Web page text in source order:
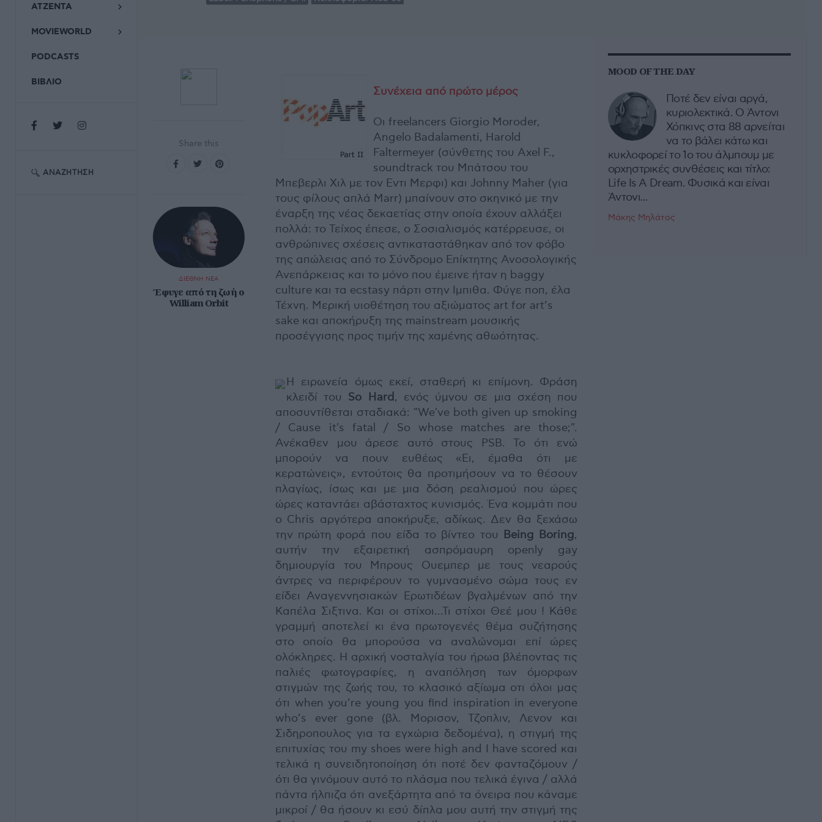
ΑΤΖΕΝΤΑ
MOVIEWORLD
PODCASTS
ΒΙΒΛΙΟ
ΑΝΑΖΉΤΗΣΗ
Share this
ΔΙΕΘΝΗ ΝΕΑ
Έφυγε από τη ζωή ο
William Orbit
Συνέχεια από πρώτο μέρος
Οι freelancers Giorgio Moroder,
Αngelo Badalamenti, Harold
Faltermeyer (σύνθετης του Axel F.,
soundtrack του Μπάτσου του
Μπεβερλι Χιλ με τον Εντι Μερφι) και Johnny Maher (για
τους φίλους απλά Marr) μπαίνουν στο σκηνικό με την
έναρξη της νέας δεκαετίας στην οποία έχουν αλλάξει
πολλά: το Τείχος έπεσε, ο Σοσιαλισμός κατέρρευσε, οι
ανθρώπινες σχέσεις αντικαταστάθηκαν από τον φόβο
της απώλειας από το Σύνδρομο Επίκτητης Ανοσολογικής
Ανεπάρκειας και το μόνο που έμεινε ήταν η baggy
culture και τα ecstasy πάρτι στην Ιμπιθα. Φύγε ποπ, έλα
Τέχνη. Μερική υιοθέτηση του αξιώματος art for art’s
sake και αποκήρυξη της mainstream μουσικής
προσέγγισης προς τιμήν της χαμένης αθωότητας.
Η ειρωνεία όμως εκεί, σταθερή κι επίμονη. Φράση
κλειδί του So Hard, ενός ύμνου σε μια σχέση που
αποσυντίθεται σταδιακά: "We've both given up smoking
/ Cause it's fatal / So whose matches are those;".
Ανέκαθεν μου άρεσε αυτό στους PSB. Το ότι ενώ
μπορούν να πουν ευθέως «Ει, έμαθα ότι με
κερατώνεις», εντούτοις θα προτιμήσουν να το θέσουν
πλαγίως, ίσως και με μια δόση ρεαλισμού που ώρες
ώρες καταντάει αβάσταχτος κυνισμός. Ένα κομμάτι που
ο Chris αργότερα αποκήρυξε, αδίκως. Δεν θα ξεχάσω
την πρώτη φορά που είδα το βίντεο του
Being Boring,
αυτήν την εξαιρετική ασπρόμαυρη openly gay
δημιουργία του Μπρους Ουεμπερ με τους νεαρούς
άντρες να περιφέρουν το γυμνασμένο σώμα τους εν
είδει Αναγεννησιακών Ερωτιδέων βγαλμένων από την
Καπέλα Σιξτινα. Και οι στίχοι…Τι στίχοι Θεέ μου ! Κάθε
γραμμή αποτελεί κι ένα πρωτογενές θέμα συζήτησης
στο οποίο θα μπορούσα να αναλώνομαι επί ώρες
ολόκληρες. Η αρχική νοσταλγία του ήρωα βλέποντας τις
παλιές φωτογραφίες, η αναπόληση των όμορφων
στιγμών της ζωής του, το κλασικό αξίωμα οτι όλοι μας
ότι when you’re young you find inspiration in everyone
who’s ever gone (βλ. Μορισον, Τζοπλιν, Λενον και
Σιδηροπουλος για τα εγχώρια δεδομένα), η στιγμή της
επιτυχίας του my shoes were high and I have scored και
τελικά η συνειδητοποίηση ότι ποτέ δεν φανταζόμουν /
ότι θα γινόμουν αυτό το πλάσμα που τελικά έγινα / αλλά
πάντα ήλπιζα ότι ανεξάρτητα από τα όνειρα που κάναμε
μικροί / θα ήσουν κι εσύ δίπλα μου αυτή την στιγμή της
MOOD OF THE DAY
Ποτέ δεν είναι αργά,
κυριολεκτικά. Ο Άντονι
Χόπκινς στα 88 αρνείται
να το βάλει κάτω και
κυκλοφορεί το 1ο του άλμπουμ με
ορχηστρικές συνθέσεις και τίτλο:
Life Is A Dream. Φυσικά και είναι
Άντονι...
Μάκης Μηλάτος